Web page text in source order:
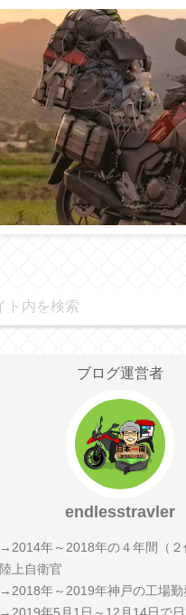
ブログ運営者
endlesstravler
→2014年～2018年の４年間（２
陸上自衛官
→2018年～2019年神戸の工場勤